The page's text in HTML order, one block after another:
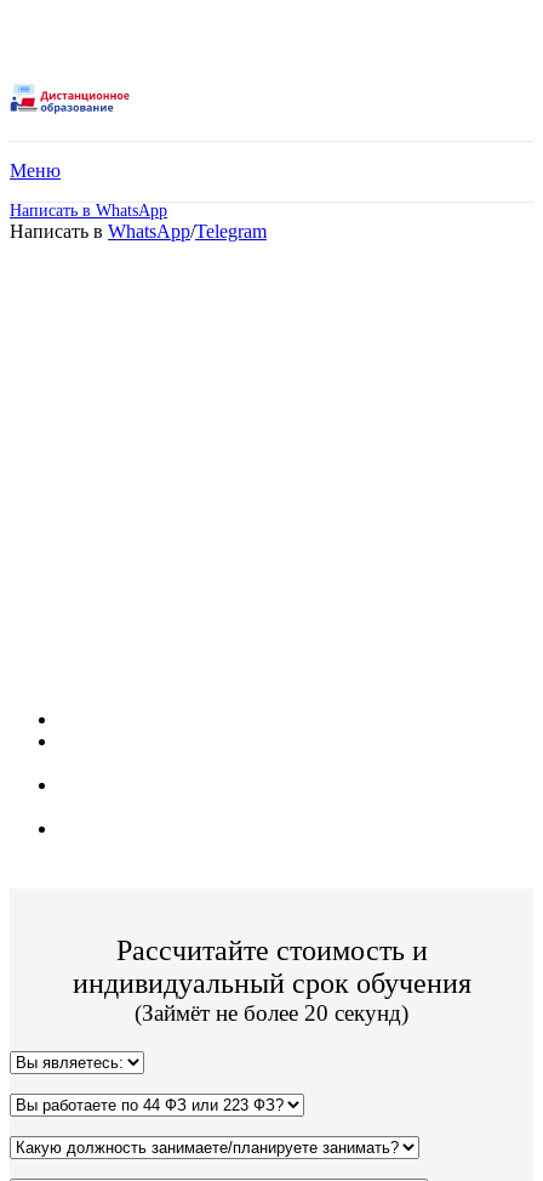
Меню
Написать в WhatsApp
Написать в WhatsApp/Telegram
Рассчитайте стоимость и
индивидуальный срок обучения
(Займёт не более 20 секунд)